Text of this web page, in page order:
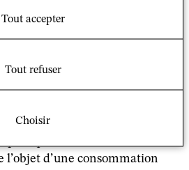
du monde, il est, à certaines
à des interprétations
l’animal est aussi présent
rituelles. Il peut ainsi jouer le
humaine –, ou encore être
d’une consommation
Tout accepter
Tout refuser
Choisir